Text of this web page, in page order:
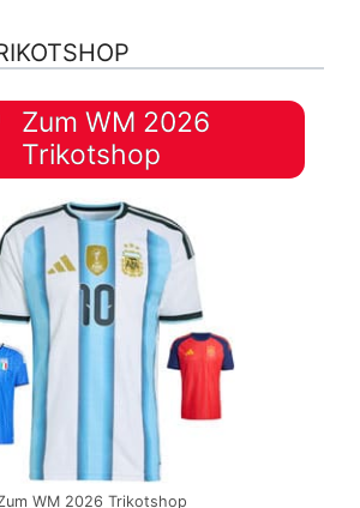
Zum WM 2026
Trikotshop
WM 2026 Trikotshop